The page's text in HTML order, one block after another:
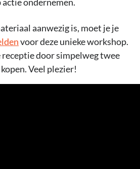
aanwezig is, moet je je
voor deze unieke workshop.
receptie door simpelweg twee
Veel plezier!